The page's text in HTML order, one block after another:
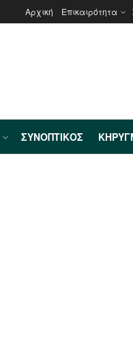
Αρχική Επικαιρότητα
ΣΥΝΟΠΤΙΚΌΣ